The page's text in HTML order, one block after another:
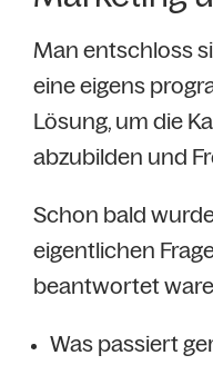
Man entschloss
eine eigens
Lösung, um die
abzubilden und
Schon bald
eigentlichen
beantwortet
Was passiert